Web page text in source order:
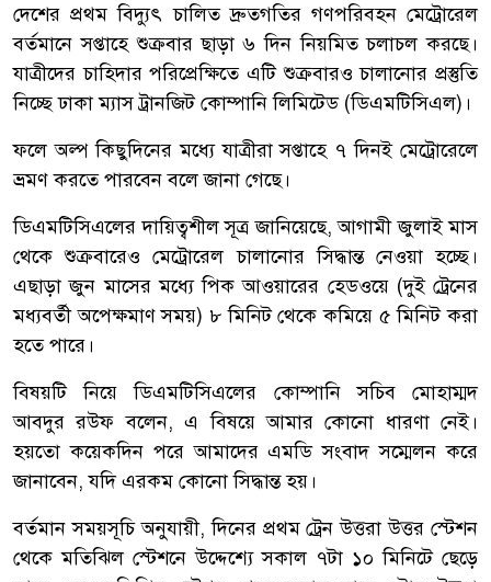
দেশের প্রথম বিদ্যুৎ চালিত দ্রুতগতির গণপরিবহন মেট্রোরেল
বর্তমানে সপ্তাহে শুক্রবার ছাড়া ৬ দিন নিয়মিত চলাচল করছে।
যাত্রীদের চাহিদার পরিপ্রেক্ষিতে এটি শুক্রবারও চালানোর প্রস্তুতি
নিচ্ছে ঢাকা ম্যাস ট্রানজিট কোম্পানি লিমিটেড (ডিএমটিসিএল)।
ফলে অল্প কিছুদিনের মধ্যে যাত্রীরা সপ্তাহে ৭ দিনই মেট্রোরেলে
ভ্রমণ করতে পারবেন বলে জানা গেছে।
ডিএমটিসিএলের দায়িত্বশীল সূত্র জানিয়েছে, আগামী জুলাই মাস
থেকে শুক্রবারেও মেট্রোরেল চালানোর সিদ্ধান্ত নেওয়া হচ্ছে।
এছাড়া জুন মাসের মধ্যে পিক আওয়ারের হেডওয়ে (দুই ট্রেনের
মধ্যবর্তী অপেক্ষমাণ সময়) ৮ মিনিট থেকে কমিয়ে ৫ মিনিট করা
হতে পারে।
বিষয়টি নিয়ে ডিএমটিসিএলের কোম্পানি সচিব মোহাম্মদ
আবদুর রউফ বলেন, এ বিষয়ে আমার কোনো ধারণা নেই।
হয়তো কয়েকদিন পরে আমাদের এমডি সংবাদ সম্মেলন করে
জানাবেন, যদি এরকম কোনো সিদ্ধান্ত হয়।
বর্তমান সময়সূচি অনুযায়ী, দিনের প্রথম ট্রেন উত্তরা উত্তর স্টেশন
থেকে মতিঝিল স্টেশনে উদ্দেশ্যে সকাল ৭টা ১০ মিনিটে ছেড়ে